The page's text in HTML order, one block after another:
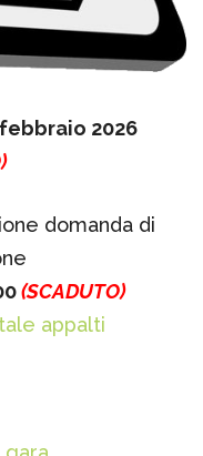
2026
domanda di
(SCADUTO)
appalti